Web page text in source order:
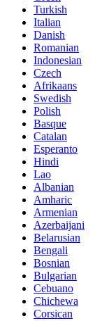
Turkish
Italian
Danish
Romanian
Indonesian
Czech
Afrikaans
Swedish
Polish
Basque
Catalan
Esperanto
Hindi
Lao
Albanian
Amharic
Armenian
Azerbaijani
Belarusian
Bengali
Bosnian
Bulgarian
Cebuano
Chichewa
Corsican